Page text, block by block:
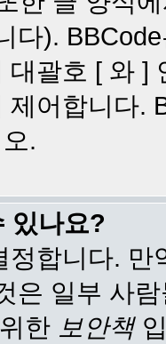
다).
대괄호 [ 와 ]
제어합니다.
.
있나요?
정합니다.
은 일부 사
한 보안책